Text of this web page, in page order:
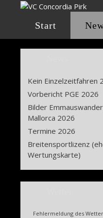
Start
Kein Einzelzeitfahren
Vorbericht PGE 2026
Bilder
Mallorca 2026
Termine 2026
Breitensportlizenz
Wertungskarte)
Fehlermeldung des